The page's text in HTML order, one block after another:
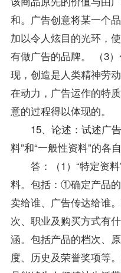
和。广告创意将某一个
加以令人炫目的光环，
有做广告的品牌。 （3
现，创造是人类精神劳
在动力，广告运作的特
意的过程得以体现的。
15、论述：试述广告
料”和“一般性资料”的各
答：（1）“特定资料
料。包括：①确定产品
卖给谁、广告传达给谁
次、职业及购买方式有
涵。包括产品的档次、
度、历史及荣誉奖项等